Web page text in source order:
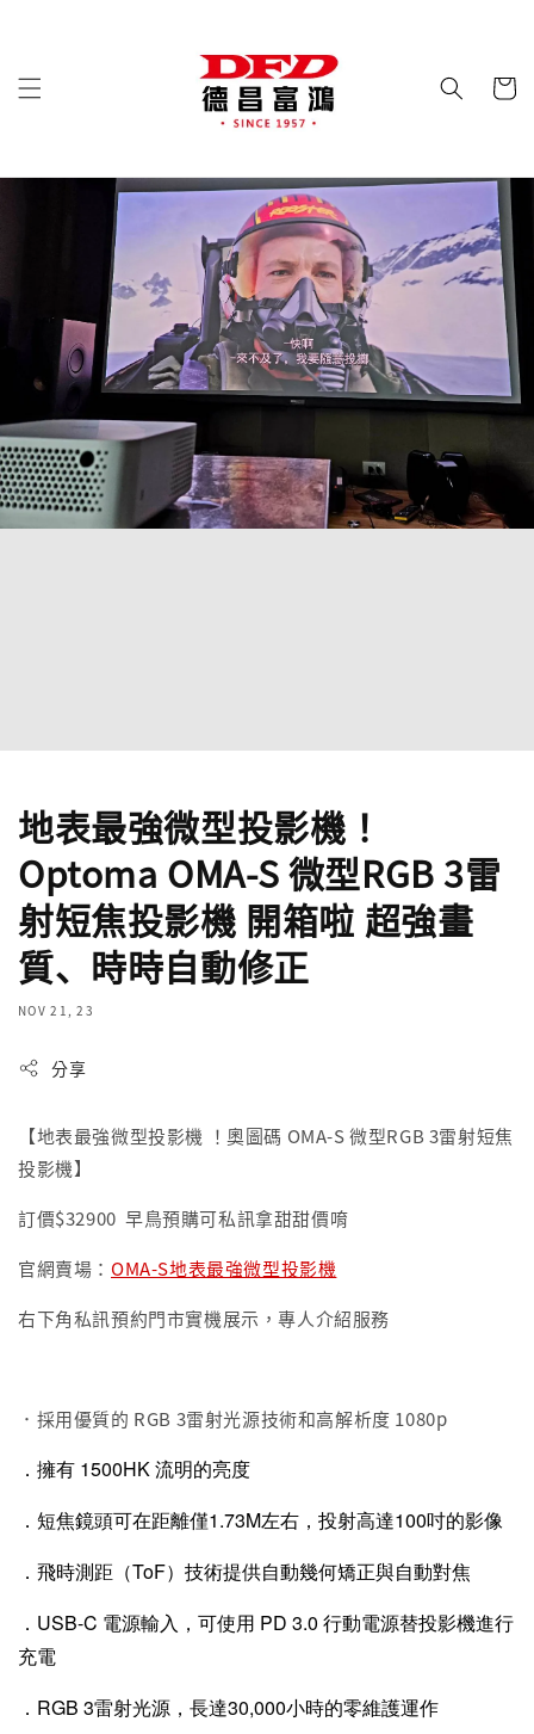
地表最強微型投影機 ！
Optoma OMA-S 微型RGB 3雷
射短焦投影機 開箱啦 超強畫
質、時時自動修正
NOV 21, 23
分享
【地表最強微型投影機 ！奧圖碼 OMA-S 微型RGB 3雷射短焦
投影機】
訂價$32900 早鳥預購可私訊拿甜甜價唷
官網賣場： OMA-S地表最強微型投影機
右下角私訊預約門市實機展示，專人介紹服務
．採用優質的 RGB 3雷射光源技術和高解析度 1080p
．擁有 1500HK 流明的亮度
．短焦鏡頭可在距離僅1.73M左右，投射高達100吋的影像
．飛時測距（ToF）技術提供自動幾何矯正與自動對焦
．USB-C 電源輸入，可使用 PD 3.0 行動電源替投影機進行
充電
．RGB 3雷射光源，長達30,000小時的零維護運作